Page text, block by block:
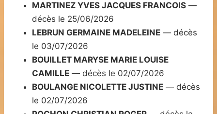
MARTINEZ YVES JACQUES FRANCOIS —
décès le 25/06/2026
LEBRUN GERMAINE MADELEINE — décès
le 03/07/2026
BOUILLET MARYSE MARIE LOUISE
CAMILLE — décès le 02/07/2026
BOULANGE NICOLETTE JUSTINE — décès
le 02/07/2026